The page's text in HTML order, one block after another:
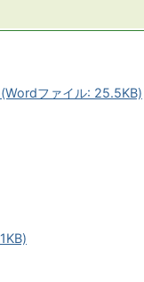
ファイル: 25.5KB)